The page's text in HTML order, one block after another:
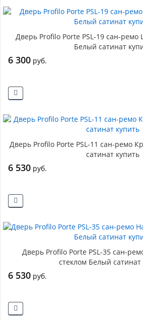
Дверь Profilo Porte PSL-19 сан-ремо
Белый сатинат
6 300 руб.
Дверь Profilo Porte PSL-11 сан-ремо
сатинат купить
6 530 руб.
Дверь Profilo Porte PSL-35 сан-
стеклом Белый сатинат
6 530 руб.